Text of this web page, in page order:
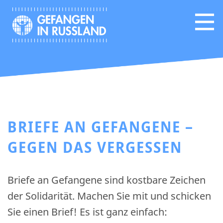
BRIEFE AN GEFANGENE –
GEGEN DAS VERGESSEN
Briefe an Gefangene sind kostbare Zeichen
der Solidarität. Machen Sie mit und schicken
Sie einen Brief! Es ist ganz einfach: